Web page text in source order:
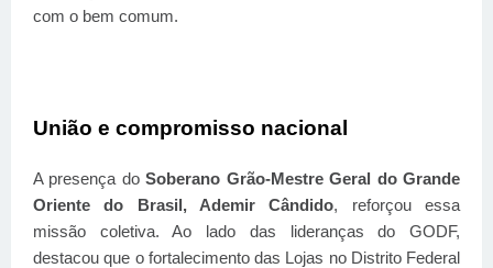
com o bem comum.
União e compromisso nacional
A presença doSoberano Grão-Mestre Geral do Grande
Oriente do Brasil, Ademir Cândido, reforçou essa
missão coletiva. Ao lado das lideranças do GODF,
destacou que o fortalecimento das Lojas no Distrito Federal